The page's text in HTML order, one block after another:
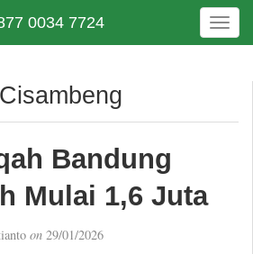
0034 7724
T
o
e
Bandung
Mulai 1,6 Juta
on 29/01/2026